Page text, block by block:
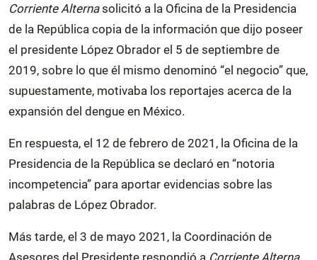
Corriente Alternasolicitó a la Oficina de la Presidencia
de la República copia de la información que dijo poseer
el presidente López Obrador el 5 de septiembre de
2019, sobre lo que él mismo denominó “el negocio” que,
supuestamente, motivaba los reportajes acerca de la
expansión del dengue en México.
En respuesta, el 12 de febrero de 2021, la Oficina de la
Presidencia de la República se declaró en “notoria
incompetencia” para aportar evidencias sobre las
palabras de López Obrador.
Más tarde, el 3 de mayo 2021, la Coordinación de
Asesores del Presidente respondió a Corriente Alterna